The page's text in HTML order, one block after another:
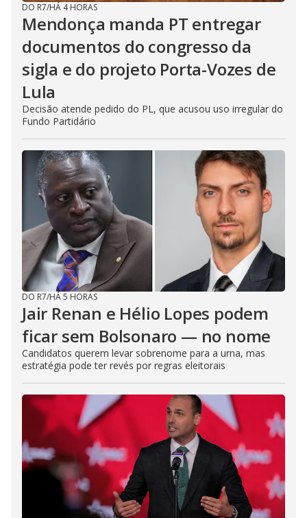
DO R7/HÁ 4 HORAS
Mendonça manda PT entregar
documentos do congresso da
sigla e do projeto Porta-Vozes de
Lula
Decisão atende pedido do PL, que acusou uso irregular do
Fundo Partidário
DO R7/HÁ 5 HORAS
Jair Renan e Hélio Lopes podem
ficar sem Bolsonaro — no nome
Candidatos querem levar sobrenome para a urna, mas
estratégia pode ter revés por regras eleitorais